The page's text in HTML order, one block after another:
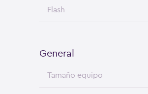
Flash
General
Tamaño equipo